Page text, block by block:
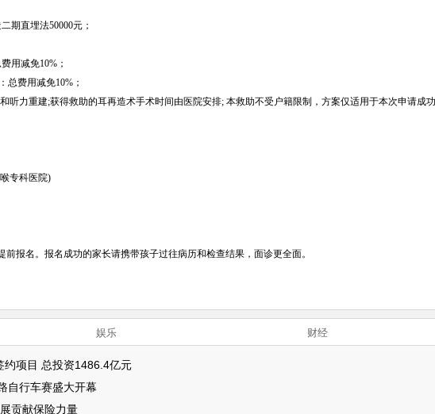
期直埋法50000元；
用减免10%；
总费用减免10%；
听力重建;获得救助的耳再造术手术时间由医院安排; 本救助不受户籍限制，方案仅适用于本次申请成
专科医院)
报名。报名成功的家长请携带孩子过往病历和检查结果，面诊更全面。
娱乐 财经
约项目 总投资1486.4亿元
自行车赛盛大开幕
贡献保险力量